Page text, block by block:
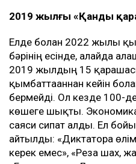
2019 жылғы «Қанды
Елде болған 2022 жылғы
бәрінің есінде, алайда
2019 жылдың 15
қымбаттағаннан кейін
бермейді. Ол кезде 100-
көшеге шықты.
саяси сипат алды. Ел
айтылды: «Диктаторға
керек емес», «Реза шах,